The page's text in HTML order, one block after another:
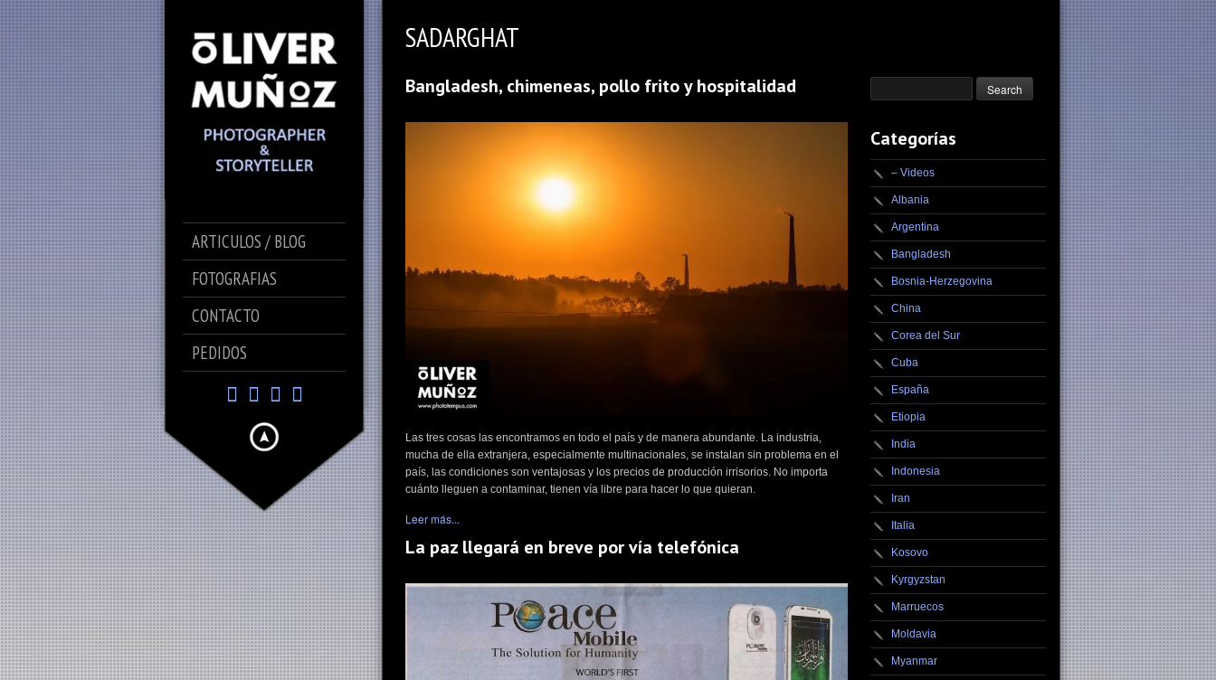
ARTICULOS / BLOG
FOTOGRAFIAS
CONTACTO
PEDIDOS
SADARGHAT
Bangladesh, chimeneas, pollo frito y hospitalidad
Las tres cosas las encontramos en todo el país y de manera abundante. La industria,
mucha de ella extranjera, especialmente multinacionales, se instalan sin problema en el
país, las condiciones son ventajosas y los precios de producción irrisorios. No importa
cuánto lleguen a contaminar, tienen vía libre para hacer lo que quieran.
Leer más...
La paz llegará en breve por vía telefónica
Categorías
– Videos
Albania
Argentina
Bangladesh
Bosnia-Herzegovina
China
Corea del Sur
Cuba
España
Etiopia
India
Indonesia
Iran
Italia
Kosovo
Kyrgyzstan
Marruecos
Moldavia
Myanmar